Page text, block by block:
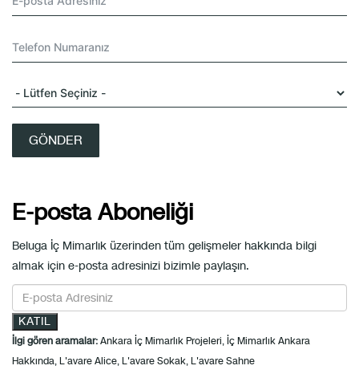
GÖNDER
E-posta Aboneliği
Beluga İç Mimarlık üzerinden tüm gelişmeler hakkında bilgi
almak için e-posta adresinizi bizimle paylaşın.
KATIL
İlgi gören aramalar:Ankara İç Mimarlık Projeleri,İç Mimarlık Ankara
Hakkında,L'avare Alice,L'avare Sokak,L'avare Sahne